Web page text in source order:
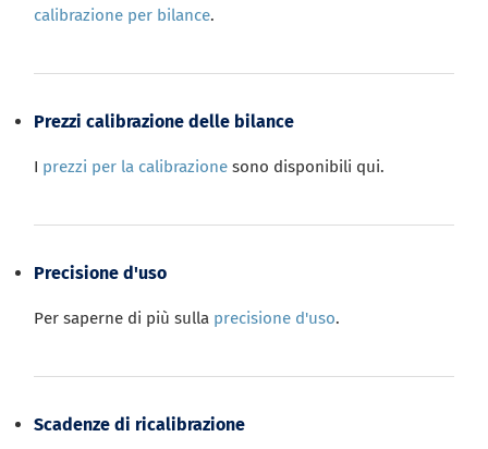
calibrazione per bilance.
Prezzi calibrazione delle bilance
I prezzi per la calibrazione sono disponibili qui.
Precisione d'uso
Per saperne di più sulla precisione d'uso.
Scadenze di ricalibrazione